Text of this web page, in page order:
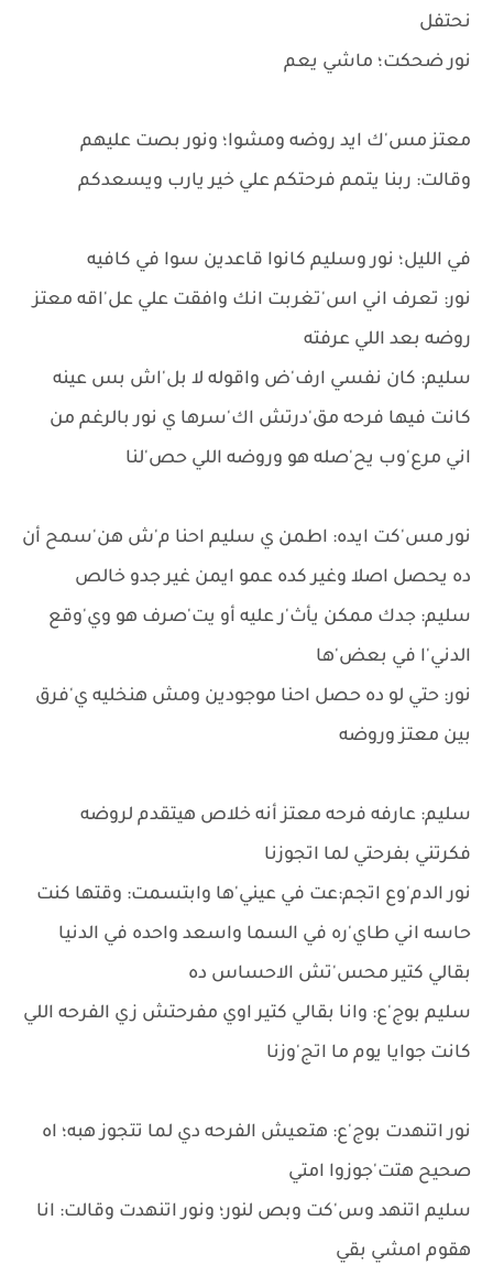
نحتفل
نور ضحكت؛ ماشي يعم
معتز مس'ك ايد روضه ومشوا؛ ونور بصت عليهم
وقالت: ربنا يتمم فرحتكم علي خير يارب ويسعدكم
في الليل؛ نور وسليم كانوا قاعدين سوا في كافيه
نور: تعرف اني اس'تغربت انك وافقت علي عل'اقه معتز
روضه بعد اللي عرفته
سليم: كان نفسي ارف'ض واقوله لا بل'اش بس عينه
كانت فيها فرحه مق'درتش اك'سرها ي نور بالرغم من
اني مرع'وب يح'صله هو وروضه اللي حص'لنا
نور مس'كت ايده: اطمن ي سليم احنا م'ش هن'سمح أن
ده يحصل اصلا وغير كده عمو ايمن غير جدو خالص
سليم: جدك ممكن يأث'ر عليه أو يت'صرف هو وي'وقع
الدني'ا في بعض'ها
نور: حتي لو ده حصل احنا موجودين ومش هنخليه ي'فرق
بين معتز وروضه
سليم: عارفه فرحه معتز أنه خلاص هيتقدم لروضه
فكرتني بفرحتي لما اتجوزنا
نور الدم'وع اتجم:عت في عيني'ها وابتسمت: وقتها كنت
حاسه اني طاي'ره في السما واسعد واحده في الدنيا
بقالي كتير محس'تش الاحساس ده
سليم بوج'ع: وانا بقالي كتير اوي مفرحتش زي الفرحه اللي
كانت جوايا يوم ما اتج'وزنا
نور اتنهدت بوج'ع: هتعيش الفرحه دي لما تتجوز هبه؛ اه
صحيح هتت'جوزوا امتي
سليم اتنهد وس'كت وبص لنور؛ ونور اتنهدت وقالت: انا
هقوم امشي بقي